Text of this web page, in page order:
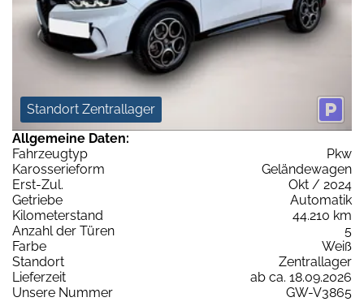
Standort Zentrallager
Allgemeine Daten:
Fahrzeugtyp
Pkw
Karosserieform
Geländewagen
Erst-Zul.
Okt / 2024
Getriebe
Automatik
Kilometerstand
44.210 km
Anzahl der Türen
5
Farbe
Weiß
Standort
Zentrallager
Lieferzeit
ab ca. 18.09.2026
Unsere Nummer
GW-V3865